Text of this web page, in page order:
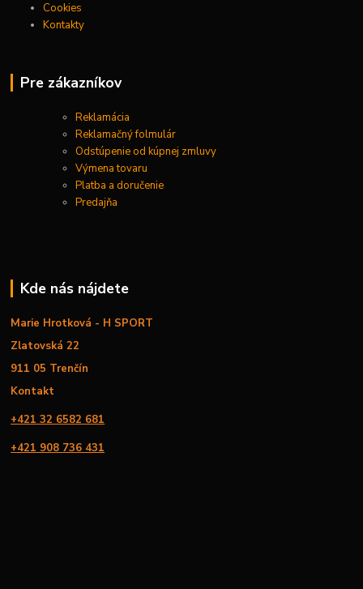
Cookies
Kontakty
Pre zákazníkov
Reklamácia
Reklamačný folmulár
Odstúpenie od kúpnej zmluvy
Výmena tovaru
Platba a doručenie
Predajňa
Kde nás nájdete
Marie Hrotková - H SPORT
Zlatovská 22
911 05 Trenčín
Kontakt
+421 32 6582 681
+421 908 736 431